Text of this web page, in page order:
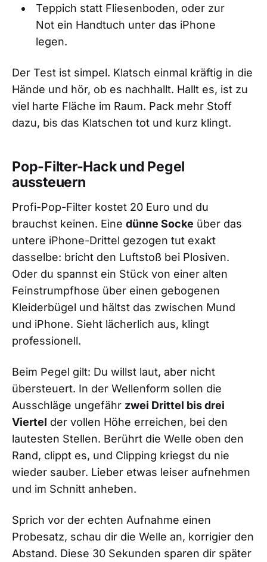
Teppich statt Fliesenboden, oder zur
Not ein Handtuch unter das iPhone
legen.
Der Test ist simpel. Klatsch einmal kräftig in die
Hände und hör, ob es nachhallt. Hallt es, ist zu
viel harte Fläche im Raum. Pack mehr Stoff
dazu, bis das Klatschen tot und kurz klingt.
Pop-Filter-Hack und Pegel
aussteuern
Profi-Pop-Filter kostet 20 Euro und du
brauchst keinen. Eine dünne Socke über das
untere iPhone-Drittel gezogen tut exakt
dasselbe: bricht den Luftstoß bei Plosiven.
Oder du spannst ein Stück von einer alten
Feinstrumpfhose über einen gebogenen
Kleiderbügel und hältst das zwischen Mund
und iPhone. Sieht lächerlich aus, klingt
professionell.
Beim Pegel gilt: Du willst laut, aber nicht
übersteuert. In der Wellenform sollen die
Ausschläge ungefähr zwei Drittel bis drei
Viertel der vollen Höhe erreichen, bei den
lautesten Stellen. Berührt die Welle oben den
Rand, clippt es, und Clipping kriegst du nie
wieder sauber. Lieber etwas leiser aufnehmen
und im Schnitt anheben.
Sprich vor der echten Aufnahme einen
Probesatz, schau dir die Welle an, korrigier den
Abstand. Diese 30 Sekunden sparen dir später